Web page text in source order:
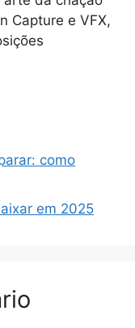
Capture e VFX,
como
em 2025